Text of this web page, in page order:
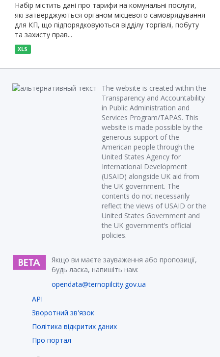
Набір містить дані про тарифи на комунальні послуги,
які затверджуються органом місцевого самоврядування
для КП, що підпорядковуються відділу торгівлі, побуту
та захисту прав...
XLS
The website is created within the
Transparency and Accountability
in Public Administration and
Services Program/TAPAS. This
website is made possible by the
generous support of the
American people through the
United States Agency for
International Development
(USAID) alongside UK aid from
the UK government. The
contents do not necessarily
reflect the views of USAID or the
United States Government and
the UK government’s official
policies.
Якщо ви маєте зауваження або пропозиції,
будь ласка, напишіть нам:
opendata@ternopilcity.gov.ua
API
Зворотний зв'язок
Політика відкритих даних
Про портал